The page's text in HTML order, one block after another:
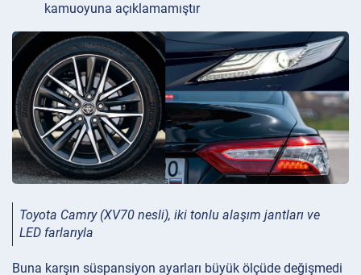
kamuoyuna açıklamamıştır
Toyota Camry (XV70 nesli), iki tonlu alaşım jantları ve
LED farlarıyla
Buna karşın süspansiyon ayarları büyük ölçüde değişmedi